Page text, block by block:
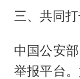
三、共同
中国公安
举报平台